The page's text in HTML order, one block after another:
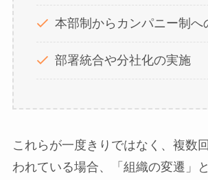
本部制からカンパニー制へ
部署統合や分社化の実施
これらが一度きりではなく、複数
われている場合、「組織の変遷」